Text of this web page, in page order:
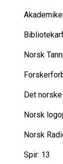
Norsk
Det
Norsk
Norsk
Spir: 13